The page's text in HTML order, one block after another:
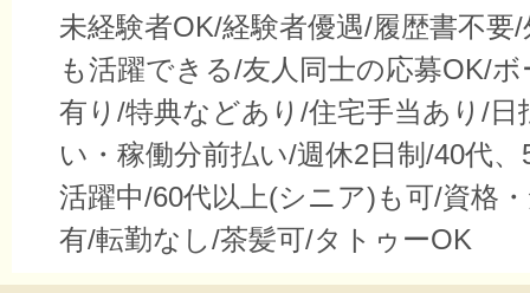
未経験者OK/経験者優遇/履歴書不要
も活躍できる/友人同士の応募OK/
有り/特典などあり/住宅手当あり/日
い・稼働分前払い/週休2日制/40代
活躍中/60代以上(シニア)も可/資格
有/転勤なし/茶髪可/タトゥーOK